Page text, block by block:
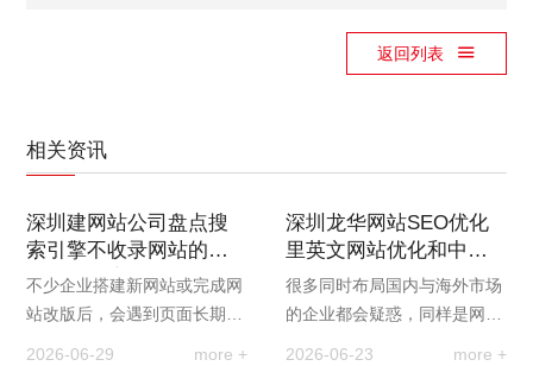
返回列表
相关资讯
深圳建网站公司盘点搜
索引擎不收录网站的七
大常见因素与解决办法
不少企业搭建新网站或完成网
站改版后，会遇到页面长期不
2026-06-29 more +
深圳龙华网站SEO优化
里英文网站优化和中文
网站优化有什么差异
很多同时布局国内与海外市场
的企业都会疑惑，同样是网站
2026-06-23 more +